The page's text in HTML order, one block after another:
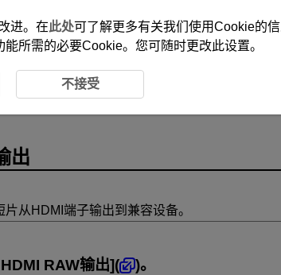
出
片从HDMI端子输出到兼容设备。
HDMI RAW输出](
)。
进。在此处可了解更多有关我们使用Cookie的
所需的必要Cookie。您可随时更改此设置。
不接受